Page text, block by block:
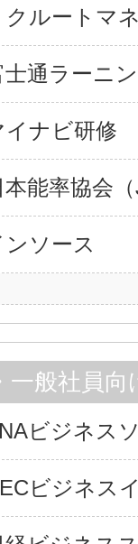
クルートマ
士通ラーニ
イナビ研修
本能率協会
ンソース
一般社員向
ビジネス
ビジネス